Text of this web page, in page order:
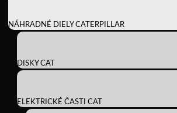
NÁHRADNÉ DIELY CATERPILLAR
DISKY CAT
ELEKTRICKÉ ČASTI CAT